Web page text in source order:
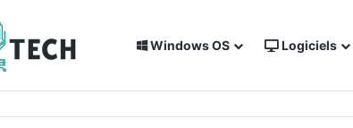
Windows OS Logiciels
Installation de Home Assistant sur un NAS Synology